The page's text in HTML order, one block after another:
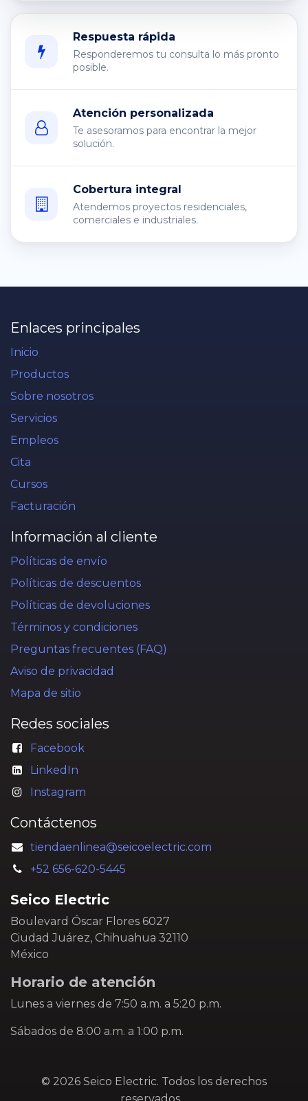
Respuesta rápida
Responderemos tu consulta lo más pronto
posible.
Atención personalizada
Te asesoramos para encontrar la mejor
solución.
Cobertura integral
Atendemos proyectos residenciales,
comerciales e industriales.
Enlaces principales
Inicio
Productos
Sobre nosotros
Servicios
Empleos
Cita
Cursos
Facturación
Información al cliente
Políticas de envío
Políticas de descuentos
Políticas de devoluciones
Términos y condiciones
Preguntas frecuentes (FAQ)
Aviso de privacidad
Mapa de sitio
Redes sociales
Facebook
LinkedIn
Instagram
Contáctenos
tiendaenlinea@seicoelectric.com
+52 656-620-5445
Seico Electric
Boulevard Óscar Flores 6027
Ciudad Juárez, Chihuahua 32110
México
Horario de atención
Lunes a viernes de 7:50 a.m. a 5:20 p.m.
Sábados de 8:00 a.m. a 1:00 p.m.
© 2026 Seico Electric. Todos los derechos